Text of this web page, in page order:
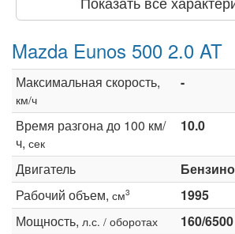
Mazda Eunos 500 2.0 AT
Максимальная скорость,
км/ч
-
Время разгона до 100 км/
ч, сек
10.0
Двигатель
Рабочий объем, см3
1995
Мощность, л.с. / оборотах
160/6500